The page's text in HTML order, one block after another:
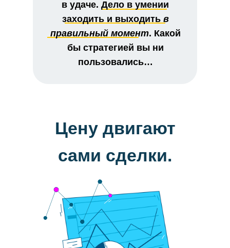
в удаче. Дело в умении
заходить и выходить в
правильный момент. Какой
бы стратегией вы ни
пользовались…
Цену двигают
сами сделки.